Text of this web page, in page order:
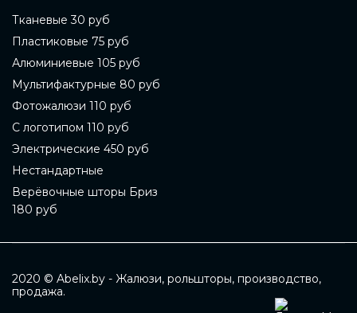
Тканевые 30 руб
Пластиковые 75 руб
Алюминиевые 105 руб
Мультифактурные 80 руб
Фотожалюзи 110 руб
С логотипом 110 руб
Электрические 450 руб
Нестандартные
Верёвочные шторы Бриз
180 руб
2020 © Abelix.by - Жалюзи, рольшторы, производство,
продажа.